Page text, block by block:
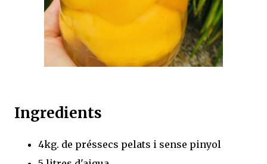
Ingredients
4kg. de préssecs pelats i sense pinyol